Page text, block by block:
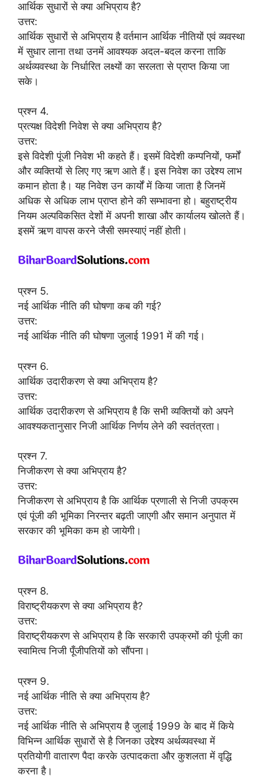
आर्थिक सुधारों से क्या अभिप्राय है?
उत्तर:
आर्थिक सुधारों से अभिप्राय है वर्तमान आर्थिक नीतियों एवं व्यवस्था
में सुधार लाना तथा उनमें आवश्यक अदल-बदल करना ताकि
अर्थव्यवस्था के निर्धारित लक्ष्यों का सरलता से प्राप्त किया जा
सके।
प्रश्न 4.
प्रत्यक्ष विदेशी निवेश से क्या अभिप्राय है?
उत्तर:
इसे विदेशी पूंजी निवेश भी कहते हैं। इसमें विदेशी कम्पनियों, फर्मों
और व्यक्तियों से लिए गए ऋण आते हैं। इस निवेश का उद्देश्य लाभ
कमान होता है। यह निवेश उन कार्यों में किया जाता है जिनमें
अधिक से अधिक लाभ प्राप्त होने की सम्भावना हो। बहुराष्ट्रीय
नियम अल्पविकसित देशों में अपनी शाखा और कार्यालय खोलते हैं।
इसमें ऋण वापस करने जैसी समस्याएं नहीं होती।
प्रश्न 5.
नई आर्थिक नीति की घोषणा कब की गई?
उत्तर:
नई आर्थिक नीति की घोषणा जुलाई 1991 में की गई।
प्रश्न 6.
आर्थिक उदारीकरण से क्या अभिप्राय है?
उत्तर:
आर्थिक उदारीकरण से अभिप्राय है कि सभी व्यक्तियों को अपने
आवश्यकतानुसार निजी आर्थिक निर्णय लेने की स्वतंत्रता।
प्रश्न 7.
निजीकरण से क्या अभिप्राय है?
उत्तर:
निजीकरण से अभिप्राय है कि आर्थिक प्रणाली से निजी उपक्रम
एवं पूंजी की भूमिका निरन्तर बढ़ती जाएगी और समान अनुपात में
सरकार की भूमिका कम हो जायेगी।
प्रश्न 8.
विराष्ट्रीयकरण से क्या अभिप्राय है?
उत्तर:
विराष्ट्रीयकरण से अभिप्राय है कि सरकारी उपक्रमों की पूंजी का
स्वामित्व निजी पूँजीपतियों को सौंपना।
प्रश्न 9.
नई आर्थिक नीति से क्या अभिप्राय है?
उत्तर:
नई आर्थिक नीति से अभिप्राय है जुलाई 1999 के बाद में किये
विभिन्न आर्थिक सुधारों से है जिनका उद्देश्य अर्थव्यवस्था में
प्रतियोगी वातारण पैदा करके उत्पादकता और कुशलता में वृद्धि
करना है।